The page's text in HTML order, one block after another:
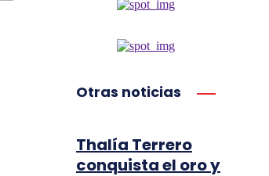
Otras noticias
Thalía Terrero
conquista el oro y